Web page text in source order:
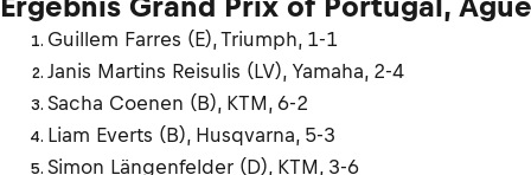
Guillem Farres (E), Triumph, 1-1
Janis Martins Reisulis (LV), Yamaha, 2-4
Sacha Coenen (B), KTM, 6-2
Liam Everts (B), Husqvarna, 5-3
Simon Längenfelder (D), KTM, 3-6